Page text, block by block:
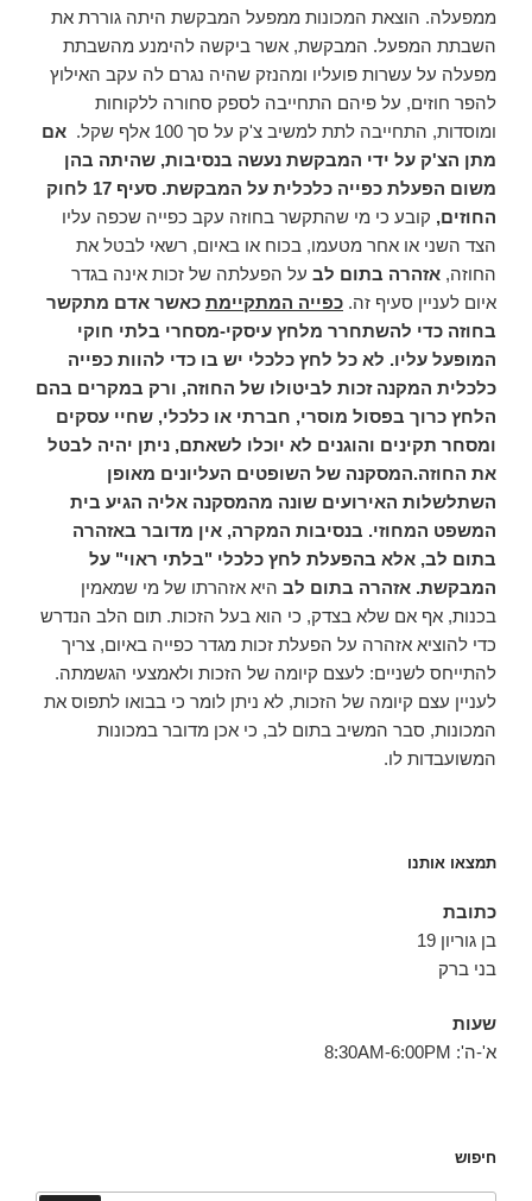
ממפעלה. הוצאת המכונות ממפעל המבקשת היתה גוררת את
השבתת המפעל. המבקשת, אשר ביקשה להימנע מהשבתת
מפעלה על עשרות פועליו ומהנזק שהיה נגרם לה עקב האילוץ
להפר חוזים, על פיהם התחייבה לספק סחורה ללקוחות
ומוסדות, התחייבה לתת למשיב צ'ק על סך 100 אלף שקל.
אם
מתן הצ'ק על ידי המבקשת נעשה בנסיבות, שהיתה בהן
משום הפעלת כפייה כלכלית על המבקשת. סעיף 17 לחוק
החוזים, קובע כי מי שהתקשר בחוזה עקב כפייה שכפה עליו
הצד השני או אחר מטעמו, בכוח או באיום, רשאי לבטל את
החוזה, אזהרה בתום לב על הפעלתה של זכות אינה בגדר
איום לעניין סעיף זה. כפייה המתקיימת כאשר אדם מתקשר
בחוזה כדי להשתחרר מלחץ עיסקי-מסחרי בלתי חוקי
המופעל עליו. לא כל לחץ כלכלי יש בו כדי להוות כפייה
כלכלית המקנה זכות לביטולו של החוזה, ורק במקרים בהם
הלחץ כרוך בפסול מוסרי, חברתי או כלכלי, שחיי עסקים
ומסחר תקינים והוגנים לא יוכלו לשאתם, ניתן יהיה לבטל
את החוזה.המסקנה של השופטים העליונים מאופן
השתלשלות האירועים שונה מהמסקנה אליה הגיע בית
המשפט המחוזי. בנסיבות המקרה, אין מדובר באזהרה
בתום לב, אלא בהפעלת לחץ כלכלי "בלתי ראוי" על
המבקשת. אזהרה בתום לב היא אזהרתו של מי שמאמין
בכנות, אף אם שלא בצדק, כי הוא בעל הזכות. תום הלב הנדרש
כדי להוציא אזהרה על הפעלת זכות מגדר כפייה באיום, צריך
להתייחס לשניים: לעצם קיומה של הזכות ולאמצעי הגשמתה.
לעניין עצם קיומה של הזכות, לא ניתן לומר כי בבואו לתפוס את
המכונות, סבר המשיב בתום לב, כי אכן מדובר במכונות
המשועבדות לו.
תמצאו אותנו
כתובת
בן גוריון 19
בני ברק
שעות
א'-ה': 8:30AM-6:00PM
חיפוש